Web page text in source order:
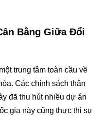
Bằng Giữa Đổi
trung tâm toàn cầu về
Các chính sách thân
đã thu hút nhiều dự án
gia này cũng thực thi sự